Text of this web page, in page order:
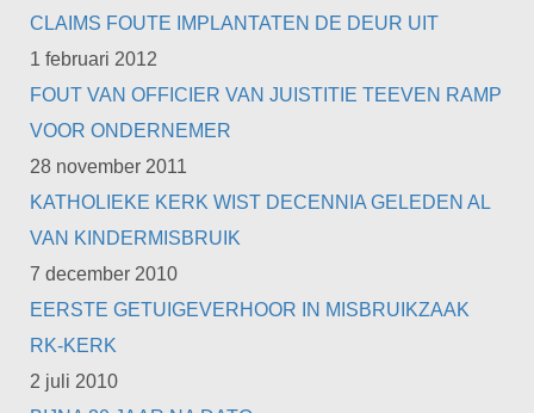
CLAIMS FOUTE IMPLANTATEN DE DEUR UIT
1 februari 2012
FOUT VAN OFFICIER VAN JUISTITIE TEEVEN RAMP
VOOR ONDERNEMER
28 november 2011
KATHOLIEKE KERK WIST DECENNIA GELEDEN AL
VAN KINDERMISBRUIK
7 december 2010
EERSTE GETUIGEVERHOOR IN MISBRUIKZAAK
RK-KERK
2 juli 2010